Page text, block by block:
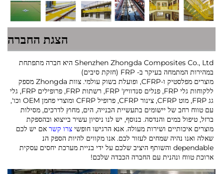
הצגת החברה
Shenzhen Zhongda Composites Co., Ltd היא חברה מתפתחת
במהירות המתמחה בעיקר ב- FRP (חזקת סיבים)
מוצרים מפלסטיק ו-CFRP, ופועלת בשוק עולמי. צוות Zhongda מספק
ללקוחות גלי FRP, פנלים סנדוויץ' FRP, רשתות FRP, פרופילים FRP, גלי
גג FRP, מוט CFRP, צינור CFRP, פרופיל CFRP ומוצרי פחמן OEM וכו',
עם טווח רחב של יישומים בתעשיית הבנייה, הים, מחוץ לדרכים, מסילות
ברזל, טיפול במים והנדסה. בנוסף, יש לנו ניסיון עשיר בייצוא ובהספקת
מוצרים איכותיים ושירות מעולה. אנא הרגישו חופשי צרו קשר אם יש לכם
שאלה ואנו נהיה שמחים לעזור לכם. אנו מקווים להיות הספק הנ
dependable והשותף היציב שלכם על ידי בניית מערכת יחסים עסקית
ארוכת טווח ונהנית עם החברה הכבדה שלכם!